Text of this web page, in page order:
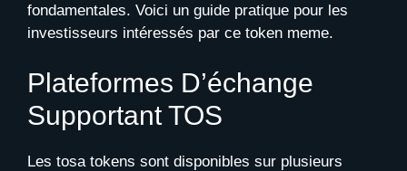
fondamentales. Voici un guide pratique pour les
investisseurs intéressés par ce token meme.
Plateformes D’échange
Supportant TOS
Les tosa tokens sont disponibles sur plusieurs